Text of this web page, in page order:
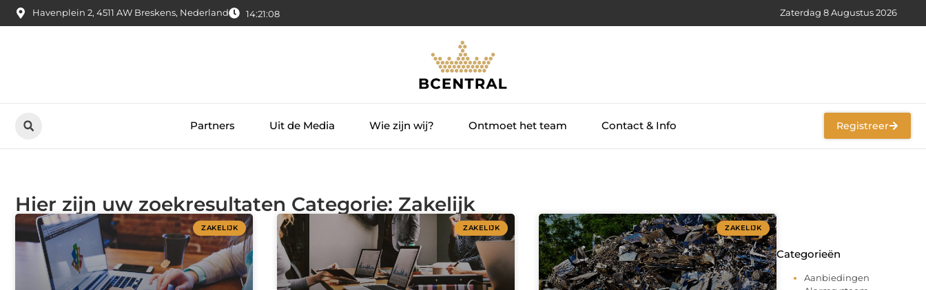
Havenplein 2, 4511 AW Breskens, Nederland 14:21:09 Zaterdag 8 Augustus 2026
Partners Uit de Media Wie zijn wij? Ontmoet het team Contact & Info Registreer
Hier zijn uw zoekresultaten Categorie: Zakelijk
ZAKELIJK ZAKELIJK ZAKELIJK
Categorieën
Aanbiedingen